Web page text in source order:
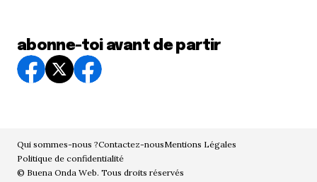
abonne-toi avant de partir
Qui sommes-nous ?Contactez-nousMentions Légales
Politique de confidentialité
© Buena Onda Web. Tous droits réservés